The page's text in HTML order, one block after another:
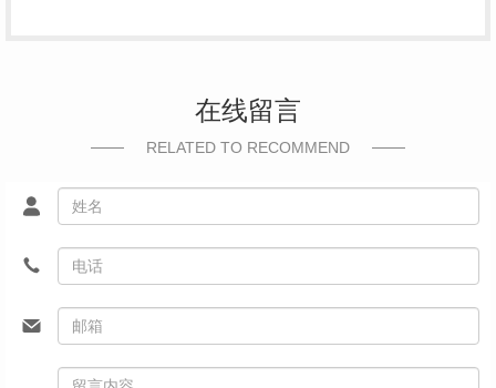
在线留言
RELATED TO RECOMMEND